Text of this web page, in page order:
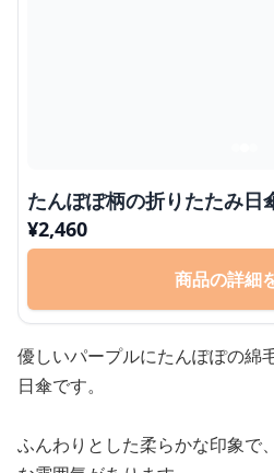
たんぽぽ柄の折りたたみ日
¥2,460
商品の詳細
優しいパープルにたんぽぽの綿
日傘です。
ふんわりとした柔らかな印象で